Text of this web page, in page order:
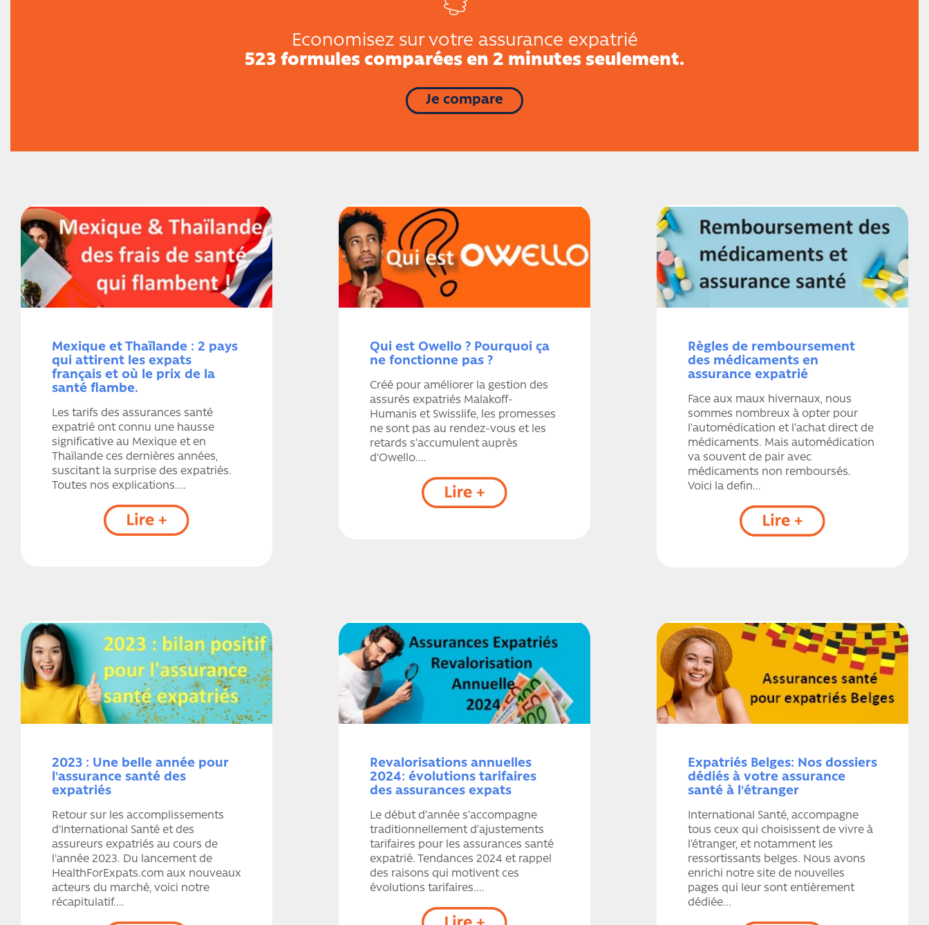
Economisez sur votre assurance expatrié
523 formules comparées en 2 minutes seulement.
Je compare
Mexique et Thaïlande : 2 pays
qui attirent les expats
français et où le prix de la
santé flambe.
Les tarifs des assurances santé
expatrié ont connu une hausse
significative au Mexique et en
Thaïlande ces dernières années,
suscitant la surprise des expatriés.
Toutes nos explications....
Qui est Owello ? Pourquoi ça
ne fonctionne pas ?
Créé pour améliorer la gestion des
assurés expatriés Malakoff-
Humanis et Swisslife, les promesses
ne sont pas au rendez-vous et les
retards s’accumulent auprès
d'Owello....
Règles de remboursement
des médicaments en
assurance expatrié
Face aux maux hivernaux, nous
sommes nombreux à opter pour
l’automédication et l’achat direct de
médicaments. Mais automédication
va souvent de pair avec
médicaments non remboursés.
Voici la defin...
2023 : Une belle année pour
l'assurance santé des
expatriés
Retour sur les accomplissements
d'International Santé et des
assureurs expatriés au cours de
l'année 2023. Du lancement de
HealthForExpats.com aux nouveaux
acteurs du marché, voici notre
récapitulatif....
Revalorisations annuelles
2024: évolutions tarifaires
des assurances expats
Le début d’année s’accompagne
traditionnellement d’ajustements
tarifaires pour les assurances santé
expatrié. Tendances 2024 et rappel
des raisons qui motivent ces
évolutions tarifaires....
Expatriés Belges: Nos dossiers
dédiés à votre assurance
santé à l'étranger
International Santé, accompagne
tous ceux qui choisissent de vivre à
l’étranger, et notamment les
ressortissants belges. Nous avons
enrichi notre site de nouvelles
pages qui leur sont entièrement
dédiée...